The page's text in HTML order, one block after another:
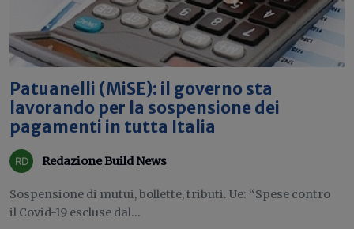
Patuanelli (MiSE): il governo sta
lavorando per la sospensione dei
pagamenti in tutta Italia
Redazione Build News
Sospensione di mutui, bollette, tributi. Ue: “Spese contro
il Covid-19 escluse dal...